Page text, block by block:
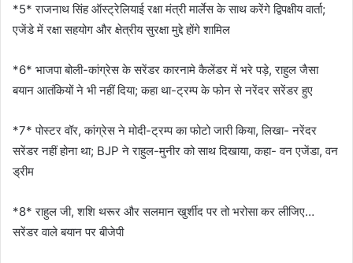
*5* राजनाथ सिंह ऑस्ट्रेलियाई रक्षा मंत्री मार्लेस के साथ करेंगे द्विपक्षीय वार्ता;
एजेंडे में रक्षा सहयोग और क्षेत्रीय सुरक्षा मुद्दे होंगे शामिल
*6* भाजपा बोली-कांग्रेस के सरेंडर कारनामे कैलेंडर में भरे पड़े, राहुल जैसा
बयान आतंकियों ने भी नहीं दिया; कहा था-ट्रम्प के फोन से नरेंदर सरेंडर हुए
*7* पोस्टर वॉर, कांग्रेस ने मोदी-ट्रम्प का फोटो जारी किया, लिखा- नरेंदर
सरेंडर नहीं होना था; BJP ने राहुल-मुनीर को साथ दिखाया, कहा- वन एजेंडा, वन
ड्रीम
*8* राहुल जी, शशि थरूर और सलमान खुर्शीद पर तो भरोसा कर लीजिए…
सरेंडर वाले बयान पर बीजेपी